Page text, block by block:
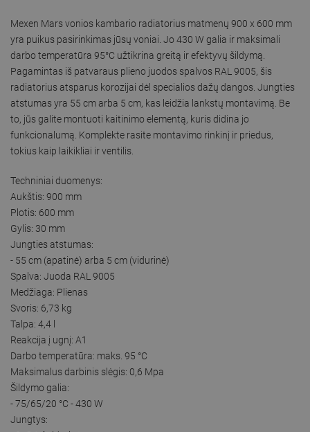
Mexen Mars vonios kambario radiatorius matmenų 900 x 600 mm
yra puikus pasirinkimas jūsų voniai. Jo 430 W galia ir maksimali
darbo temperatūra 95°C užtikrina greitą ir efektyvų šildymą.
Pagamintas iš patvaraus plieno juodos spalvos RAL 9005, šis
radiatorius atsparus korozijai dėl specialios dažų dangos. Jungties
atstumas yra 55 cm arba 5 cm, kas leidžia lankstų montavimą. Be
to, jūs galite montuoti kaitinimo elementą, kuris didina jo
funkcionalumą. Komplekte rasite montavimo rinkinį ir priedus,
tokius kaip laikikliai ir ventilis.
Techniniai duomenys:
Aukštis: 900 mm
Plotis: 600 mm
Gylis: 30 mm
Jungties atstumas:
- 55 cm (apatinė) arba 5 cm (vidurinė)
Spalva: Juoda RAL 9005
Medžiaga: Plienas
Svoris: 6,73 kg
Talpa: 4,4 l
Reakcija į ugnį: A1
Darbo temperatūra: maks. 95 °C
Maksimalus darbinis slėgis: 0,6 Mpa
Šildymo galia:
- 75/65/20 °C - 430 W
Jungtys: